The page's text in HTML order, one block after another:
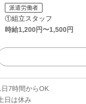
派遣労働者
①組立スタッフ
時給1,200円〜1,500円
日7時間からOK
日は休み